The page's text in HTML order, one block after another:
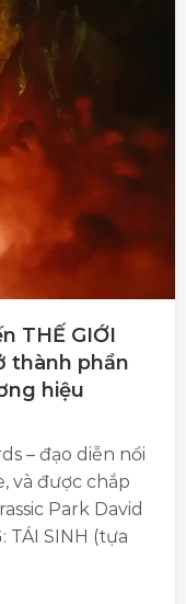
THẾ GIỚI
thành phần
hiệu
– đạo diễn nổi
và được chắp
Park David
TÁI SINH (tựa